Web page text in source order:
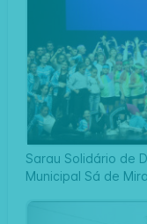
Sarau Solidário de
Municipal Sá de